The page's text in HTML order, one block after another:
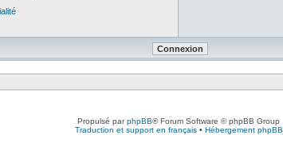
Propulsé parphpBB® Forum Software © phpBB Group
Traduction et support en français• Hébergement phpBB